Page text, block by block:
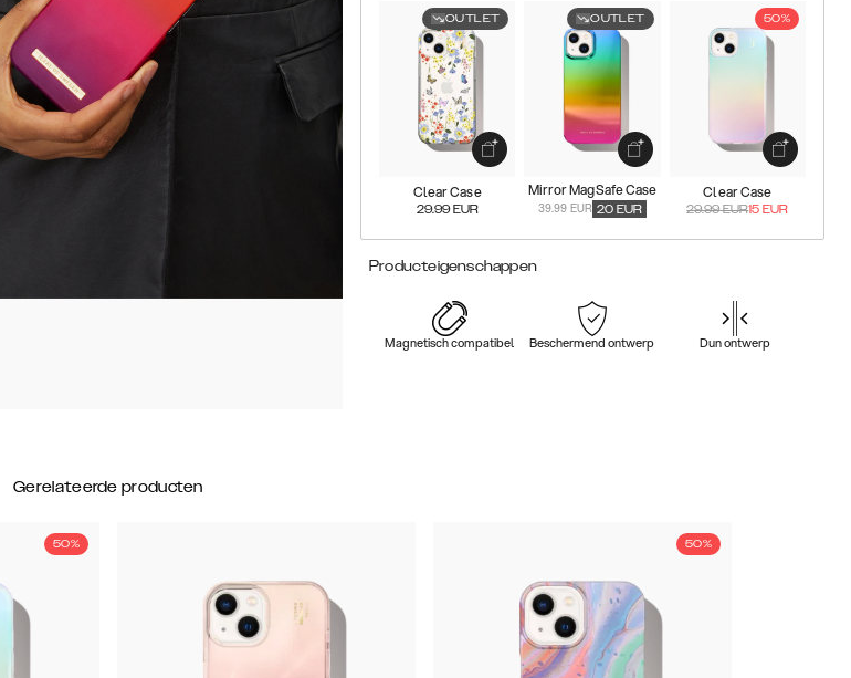
OUTLET
Clear Case
29.99 EUR
OUTLET
Mirror MagSafe Case
39.99 EUR 20 EUR
50%
Clear Case
29.99EUR15 EUR
Producteigenschappen
Magnetisch compatibel Beschermend ontwerp Dun ontwerp
Gerelateerde producten
50% 50%